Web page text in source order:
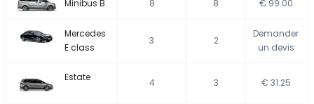
Minibus B 8 8 € 99.00
Mercedes
E class
3 2
Demander
un devis
Estate 4 3 € 31.25